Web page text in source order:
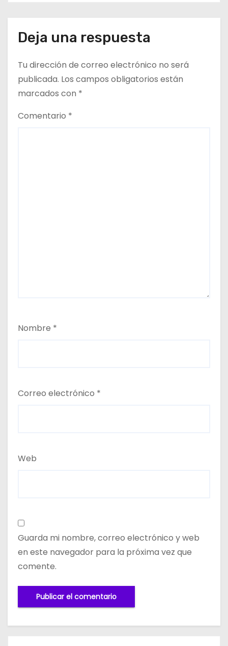
n
r
a
d
Deja una respuesta
Tu dirección de correo electrónico no será
publicada. Los campos obligatorios están
marcados con *
Comentario *
Nombre *
Correo electrónico *
Web
Guarda mi nombre, correo electrónico y web
en este navegador para la próxima vez que
comente.